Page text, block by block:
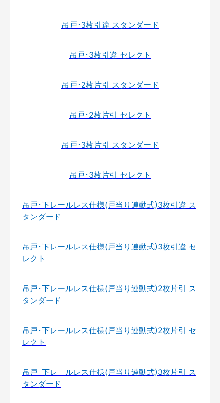
吊戸･3枚引違 スタンダード
吊戸･3枚引違 セレクト
吊戸･2枚片引 スタンダード
吊戸･2枚片引 セレクト
吊戸･3枚片引 スタンダード
吊戸･3枚片引 セレクト
吊戸･下レールレス仕様(戸当り連動式)3枚引違 ス
タンダード
吊戸･下レールレス仕様(戸当り連動式)3枚引違 セ
レクト
吊戸･下レールレス仕様(戸当り連動式)2枚片引 ス
タンダード
吊戸･下レールレス仕様(戸当り連動式)2枚片引 セ
レクト
吊戸･下レールレス仕様(戸当り連動式)3枚片引 ス
タンダード